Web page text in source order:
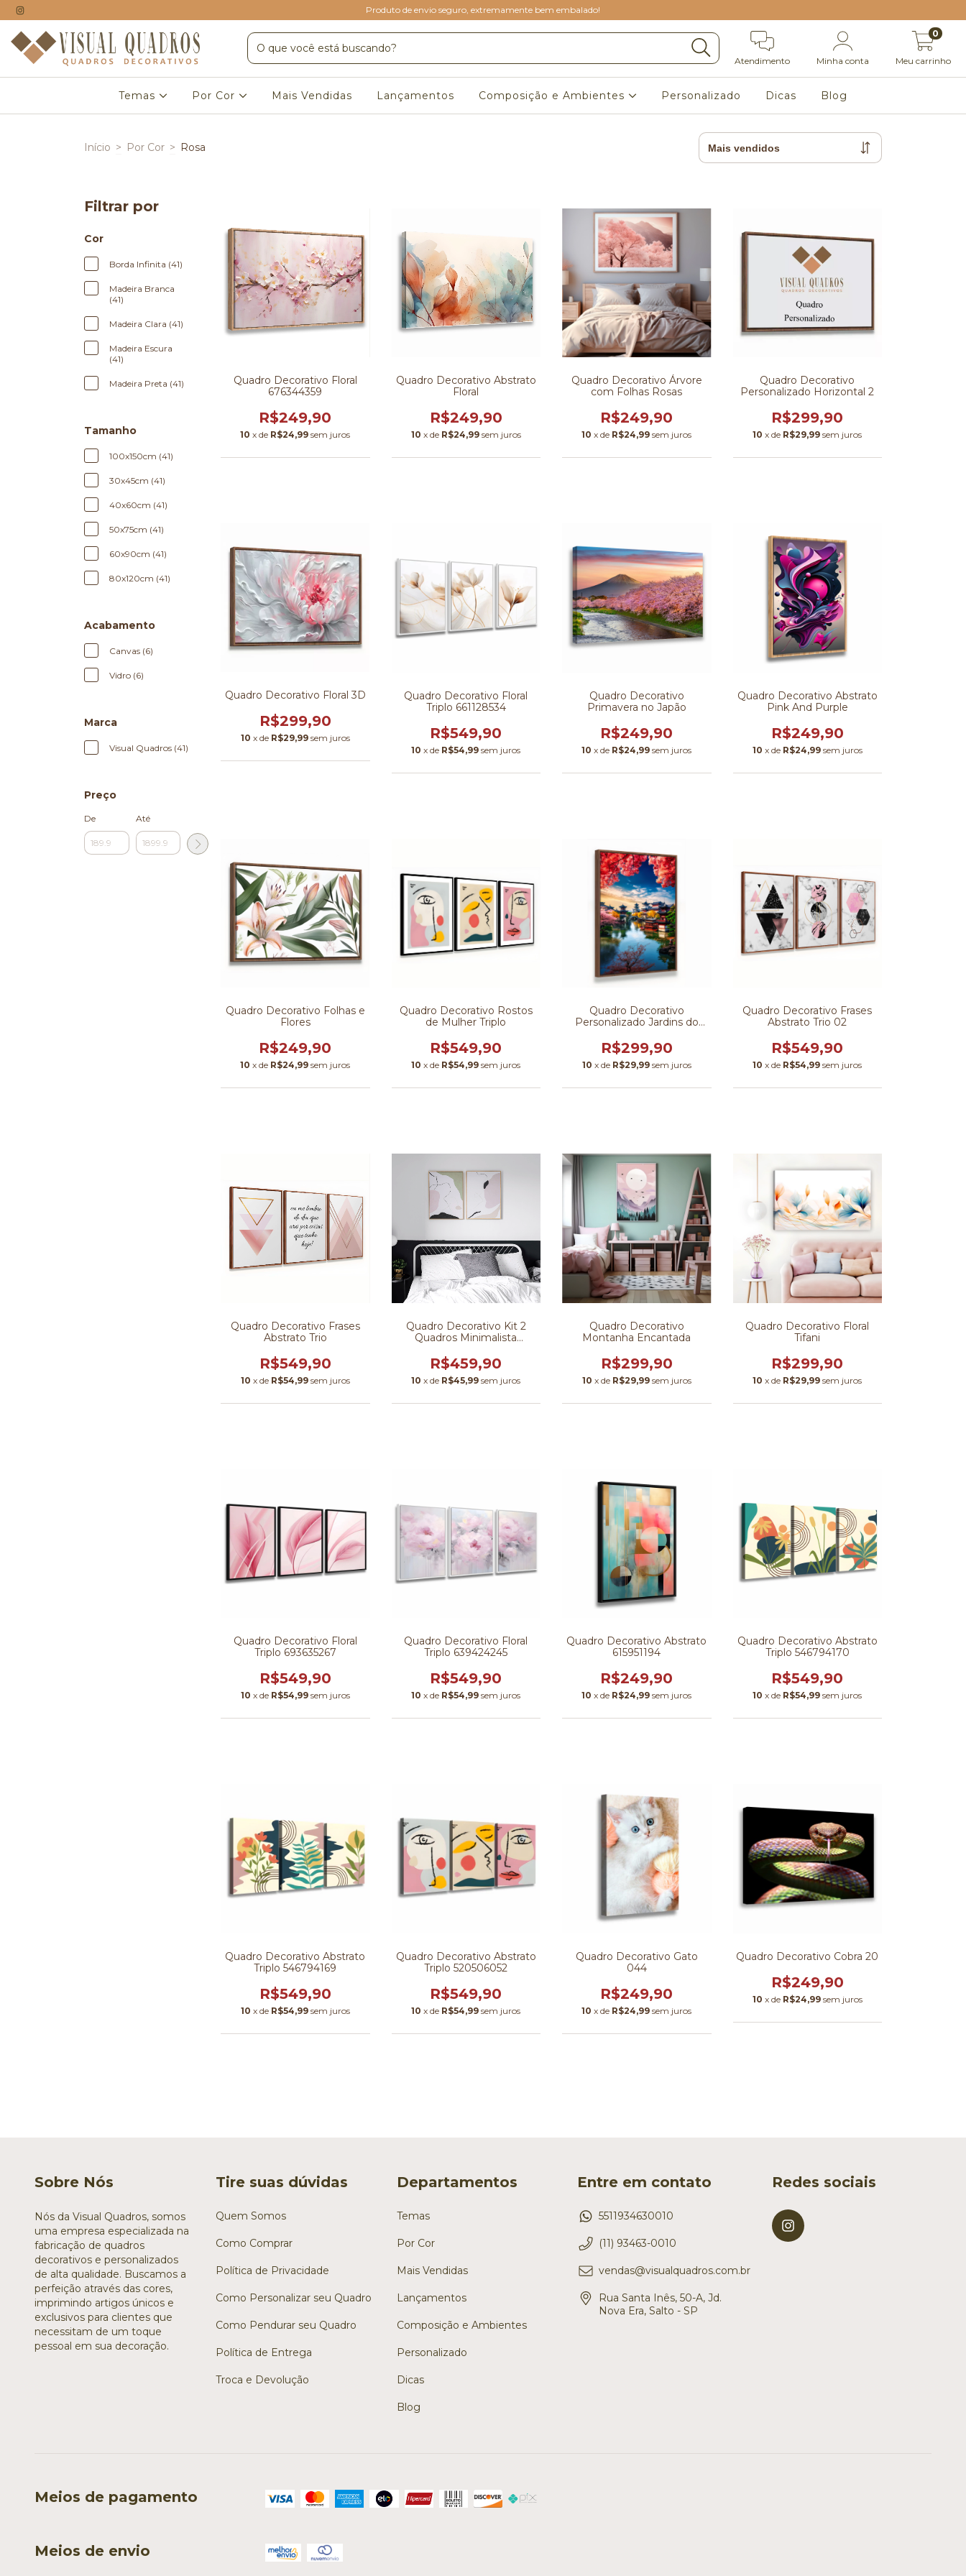
Produto de envio seguro, extremamente bem embalado!
Atendimento Minha conta Meu carrinho
0
Temas Por Cor Mais Vendidas Lançamentos Composição e Ambientes Personalizado Dicas Blog
Início > Por Cor > Rosa
Filtrar por
Cor
Borda Infinita (41)
Madeira Branca
(41)
Madeira Clara (41)
Madeira Escura
(41)
Madeira Preta (41)
Tamanho
100x150cm (41)
30x45cm (41)
40x60cm (41)
50x75cm (41)
60x90cm (41)
80x120cm (41)
Acabamento
Canvas (6)
Vidro (6)
Marca
Visual Quadros (41)
Preço
De Até
Quadro Decorativo Floral
676344359
R$249,90
10 x de R$24,99 sem juros
Quadro Decorativo Abstrato
Floral
R$249,90
10 x de R$24,99 sem juros
Quadro Decorativo Árvore
com Folhas Rosas
R$249,90
10 x de R$24,99 sem juros
Quadro Decorativo
Personalizado Horizontal 2
R$299,90
10 x de R$29,99 sem juros
Quadro Decorativo Floral 3D
R$299,90
10 x de R$29,99 sem juros
Quadro Decorativo Floral
Triplo 661128534
R$549,90
10 x de R$54,99 sem juros
Quadro Decorativo
Primavera no Japão
R$249,90
10 x de R$24,99 sem juros
Quadro Decorativo Abstrato
Pink And Purple
R$249,90
10 x de R$24,99 sem juros
Quadro Decorativo Folhas e
Flores
R$249,90
10 x de R$24,99 sem juros
Quadro Decorativo Rostos
de Mulher Triplo
R$549,90
10 x de R$54,99 sem juros
Quadro Decorativo
Personalizado Jardins do
R$299,90
10 x de R$29,99 sem juros
Quadro Decorativo Frases
Abstrato Trio 02
R$549,90
10 x de R$54,99 sem juros
Quadro Decorativo Frases
Abstrato Trio
R$549,90
10 x de R$54,99 sem juros
Quadro Decorativo Kit 2
Quadros Minimalista
R$459,90
10 x de R$45,99 sem juros
Quadro Decorativo
Montanha Encantada
R$299,90
10 x de R$29,99 sem juros
Quadro Decorativo Floral
Tifani
R$299,90
10 x de R$29,99 sem juros
Quadro Decorativo Floral
Triplo 693635267
R$549,90
10 x de R$54,99 sem juros
Quadro Decorativo Floral
Triplo 639424245
R$549,90
10 x de R$54,99 sem juros
Quadro Decorativo Abstrato
615951194
R$249,90
10 x de R$24,99 sem juros
Quadro Decorativo Abstrato
Triplo 546794170
R$549,90
10 x de R$54,99 sem juros
Quadro Decorativo Abstrato
Triplo 546794169
R$549,90
10 x de R$54,99 sem juros
Quadro Decorativo Abstrato
Triplo 520506052
R$549,90
10 x de R$54,99 sem juros
Quadro Decorativo Gato
044
R$249,90
10 x de R$24,99 sem juros
Quadro Decorativo Cobra 20
R$249,90
10 x de R$24,99 sem juros
Sobre Nós
Nós da Visual Quadros, somos
uma empresa especializada na
fabricação de quadros
decorativos e personalizados
de alta qualidade. Buscamos a
perfeição através das cores,
imprimindo artigos únicos e
exclusivos para clientes que
necessitam de um toque
pessoal em sua decoração.
Tire suas dúvidas
Quem Somos
Como Comprar
Política de Privacidade
Como Personalizar seu Quadro
Como Pendurar seu Quadro
Política de Entrega
Troca e Devolução
Departamentos
Temas
Por Cor
Mais Vendidas
Lançamentos
Composição e Ambientes
Personalizado
Dicas
Blog
Entre em contato
5511934630010
(11) 93463-0010
vendas@visualquadros.com.br
Rua Santa Inês, 50-A, Jd.
Nova Era, Salto - SP
Redes sociais
Meios de pagamento
Meios de envio